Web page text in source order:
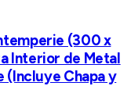
(300 x
Interior de Metal
Chapa y